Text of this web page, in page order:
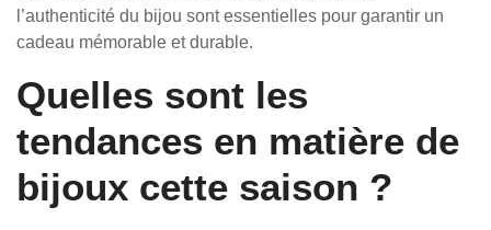
l’authenticité du bijou sont essentielles pour garantir un
cadeau mémorable et durable.
Quelles sont les
tendances en matière de
bijoux cette saison ?